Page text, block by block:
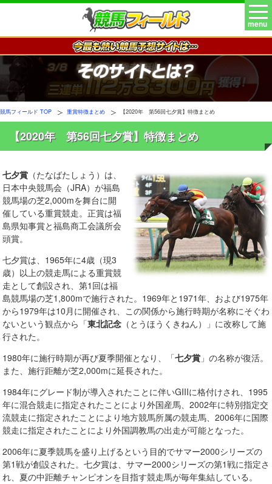
menu
競馬フィールド TOP 重賞特徴まとめ 【2020年 第56回七夕賞】特徴まとめ
【2020年 第56回七夕賞】特徴まとめ
七夕賞 （たなばたしょう）は、
日本中央競馬会（JRA）が福島
競馬場の芝2,000mを舞台に開
催している重賞競走。正賞は福
島県知事賞と福島商工会議所会
頭賞。
七夕賞は、1965年に4歳（現3
歳）以上の競走馬による重賞競
走として創設され、第1回は福
島競馬場の芝1,800mで施行された。1969年と1971年、および1975年
から1979年は10月に開催され、この関係から施行時期が名称にそぐわ
ないという観点から「東北記念 （とうほうくきねん）」に改称して施
行された。
1980年に施行時期が再び夏季開催となり、「七夕賞 」の名称が復活。
また、施行距離が芝2,000mに延長された。
1984年にグレード制が導入されたことに伴いGIIIに格付けされ、1995
年に混合競走に指定されたことにより外国産馬、2002年に特別指定交
流競走に指定されたことにより地方競馬所属の競走馬、2006年に国際
競走に指定されたことにより外国調教馬の出走が可能となった。
2006年に夏季競馬を盛り上げるという目的でサマー2000シリーズの
第1戦が創設された。七夕賞は、サマー2000シリーズの第1戦に指定さ
れ、夏の中距離チャンピオンを目指す競走馬が毎年集結している。